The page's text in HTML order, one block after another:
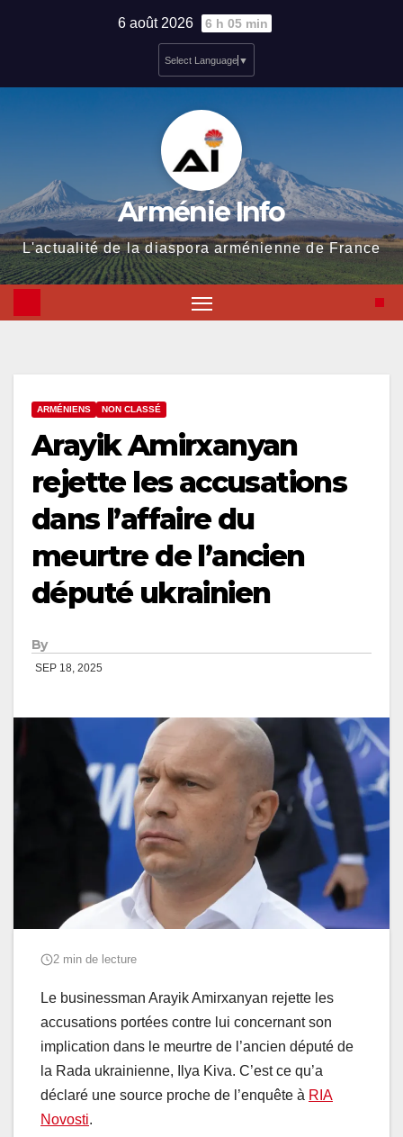
6 août 2026 6 h 05 min
Select Language ▼
Arménie Info
L'actualité de la diaspora arménienne de France
ARMÉNIENS NON CLASSÉ
Arayik Amirxanyan
rejette les accusations
dans l’affaire du
meurtre de l’ancien
député ukrainien
By
SEP 18, 2025
2 min de lecture
Le businessman Arayik Amirxanyan rejette les
accusations portées contre lui concernant son
implication dans le meurtre de l’ancien député de
la Rada ukrainienne, Ilya Kiva. C’est ce qu’a
déclaré une source proche de l’enquête à RIA
Novosti.